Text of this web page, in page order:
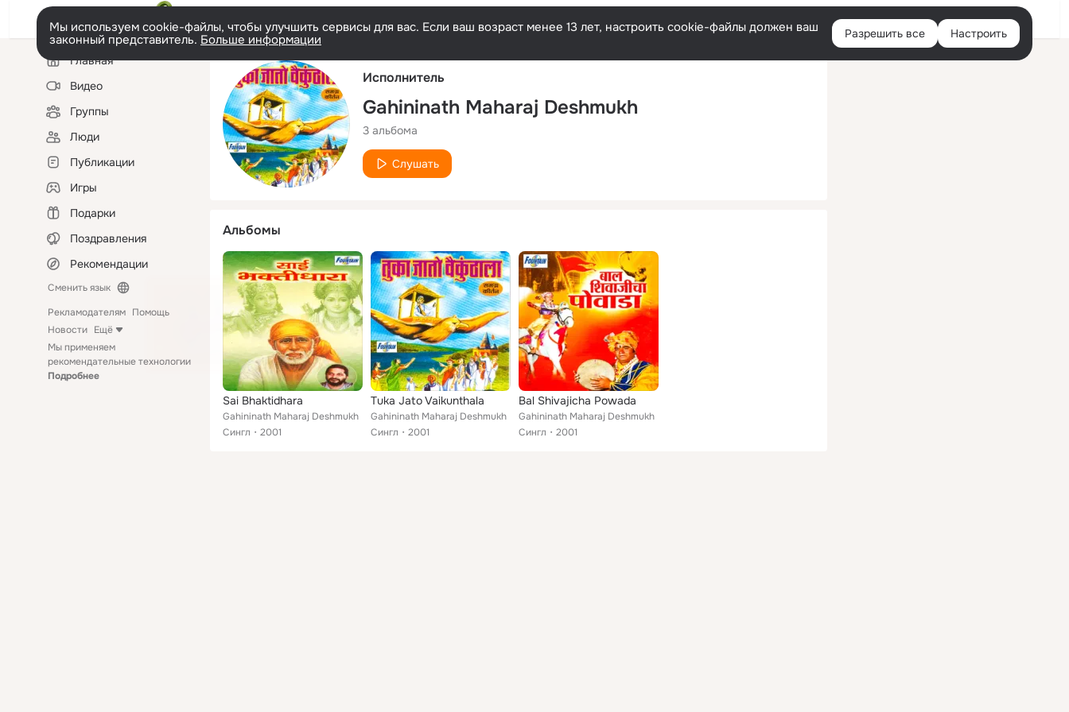
Русский Войти
Мы используем cookie-файлы, чтобы улучшить сервисы для вас. Если ваш возраст менее 13 лет, настроить cookie-файлы должен ваш
законный представитель. Больше информации Разрешить все Настроить
Левая
колонкаГлавная
Видео
Группы
Люди
Публикации
Игры
Подарки
Поздравления
Рекомендации
Сменить язык
Рекламодателям Помощь
Новости Ещё
Мы применяем
рекомендательные технологии
Подробнее
Исполнитель
Gahininath Maharaj Deshmukh
3 альбома
Слушать
Альбомы
Sai Bhaktidhara
Gahininath Maharaj Deshmukh
Сингл
2001
Tuka Jato Vaikunthala
Gahininath Maharaj Deshmukh
Сингл
2001
Bal Shivajicha Powada
Gahininath Maharaj Deshmukh
Сингл
2001